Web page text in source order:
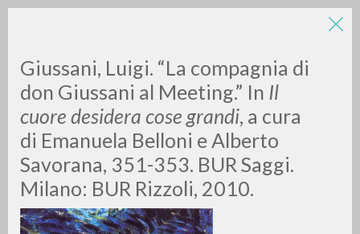
Giussani, Luigi. “La compagnia di
don Giussani al Meeting.” In Il
cuore desidera cose grandi, a cura
di Emanuela Belloni e Alberto
Savorana, 351-353. BUR Saggi.
Milano: BUR Rizzoli, 2010.
LUIGI
GIUSSANI
scritti